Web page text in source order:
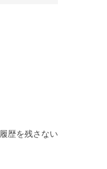
履歴を残さない